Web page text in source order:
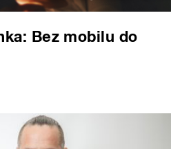
Bez mobilu do